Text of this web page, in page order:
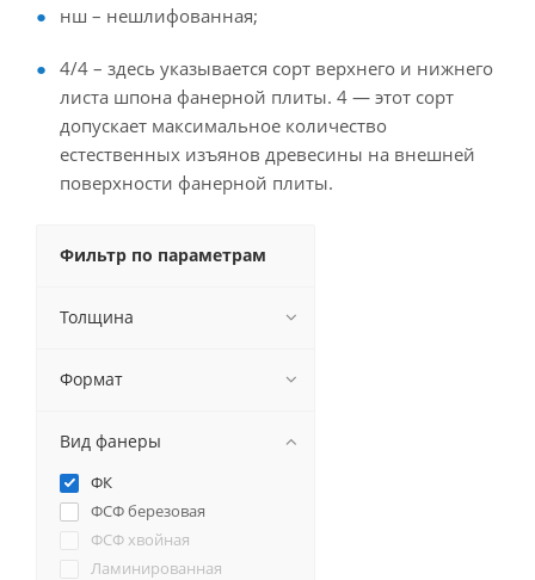
нш – нешлифованная;
4/4 – здесь указывается сорт верхнего и нижнего
листа шпона фанерной плиты. 4 — этот сорт
допускает максимальное количество
естественных изъянов древесины на внешней
поверхности фанерной плиты.
Фильтр по параметрам
Толщина
Формат
Вид фанеры
ФК
ФСФ березовая
ФСФ хвойная
Ламинированная